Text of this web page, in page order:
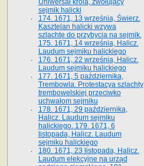
Uniwersał króla, zwołujący
sejmik halicki
174. 1671, 13 września, Świerz.
Kasztelan halicki wzywa
szlachtę do przybycia na sejmik.
175. 1671, 14 września, Halicz.
Laudum sejmiku halickiego
176. 1671, 22 września, Halicz.
Laudum sejmiku halickiego
177. 1671, 5 października,
Trembowla. Protestacya szlachty
trembowelskiej przeciwko
uchwałom sejmiku
178. 1671, 29 października,
Halicz. Laudum sejmiku
halickiego. 179. 1671, 6
listopada, Halicz. Laudum
sejmiku halickiego
180. 1671, 23 listopada, Halicz.
Laudum elekcyjne na urząd